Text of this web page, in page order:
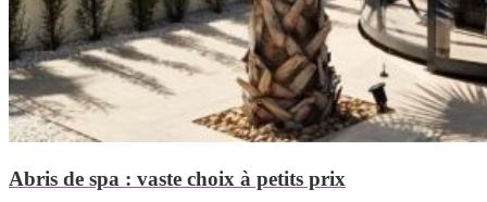
Abris de spa : vaste choix à petits prix